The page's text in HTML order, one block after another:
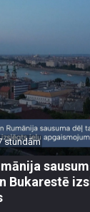
stundām
Bukarestē